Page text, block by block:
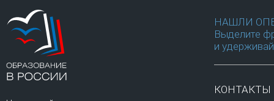
НАШЛИ
Выделите
и
КОНТАКТЫ